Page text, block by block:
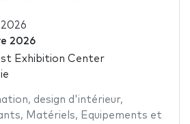
2026
Exhibition Center
, design d'intérieur,
, Matériels, Equipements et